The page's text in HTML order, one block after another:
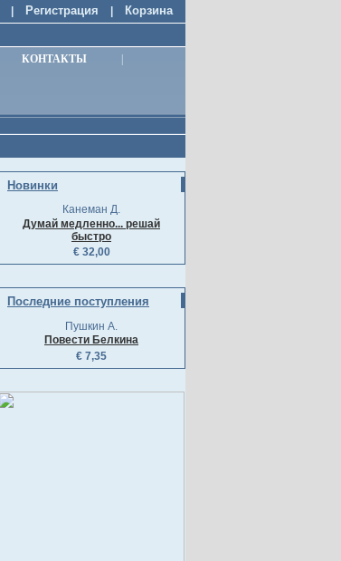
Регистрация Корзина
КОНТАКТЫ
Новинки
Канеман Д.
Думай медленно... решай
быстро
€ 32,00
Последние поступления
Пушкин А.
Повести Белкина
€ 7,35